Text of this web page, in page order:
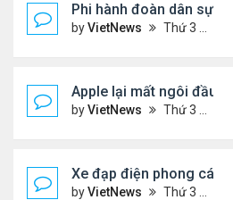
Phi hành đoàn dân sự
byVietNews Thứ 3 Tháng 4 19, 2022 8:25 pm
Apple lại mất ngôi đầu
byVietNews Thứ 3 Tháng 4 19, 2022 5:12 pm
Xe đạp điện phong cách
byVietNews Thứ 3 Tháng 4 19, 2022 4:20 pm